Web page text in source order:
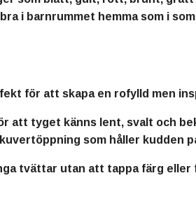
i barnrummet hemma som i
för att skapa en rofylld men
att tyget känns lent, svalt och
kuvertöppning som håller kudden
tvättar utan att tappa färg eller